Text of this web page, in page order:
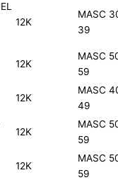
12K
MASC
39
12K
MASC
59
12K
MASC
49
12K
MASC
59
12K
MASC
59